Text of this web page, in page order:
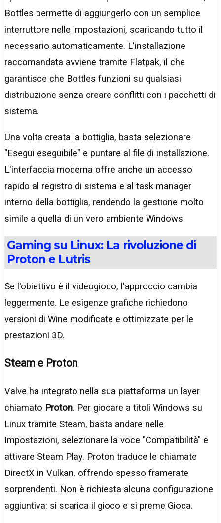
Bottles permette di aggiungerlo con un semplice
interruttore nelle impostazioni, scaricando tutto il
necessario automaticamente. L'installazione
raccomandata avviene tramite Flatpak, il che
garantisce che Bottles funzioni su qualsiasi
distribuzione senza creare conflitti con i pacchetti di
sistema.
Una volta creata la bottiglia, basta selezionare
"Esegui eseguibile" e puntare al file di installazione.
L'interfaccia moderna offre anche un accesso
rapido al registro di sistema e al task manager
interno della bottiglia, rendendo la gestione molto
simile a quella di un vero ambiente Windows.
Gaming su Linux: La rivoluzione di
Proton e Lutris
Se l'obiettivo è il videogioco, l'approccio cambia
leggermente. Le esigenze grafiche richiedono
versioni di Wine modificate e ottimizzate per le
prestazioni 3D.
Steam e Proton
Valve ha integrato nella sua piattaforma un layer
chiamato Proton. Per giocare a titoli Windows su
Linux tramite Steam, basta andare nelle
Impostazioni, selezionare la voce "Compatibilità" e
attivare Steam Play. Proton traduce le chiamate
DirectX in Vulkan, offrendo spesso framerate
sorprendenti. Non è richiesta alcuna configurazione
aggiuntiva: si scarica il gioco e si preme Gioca.